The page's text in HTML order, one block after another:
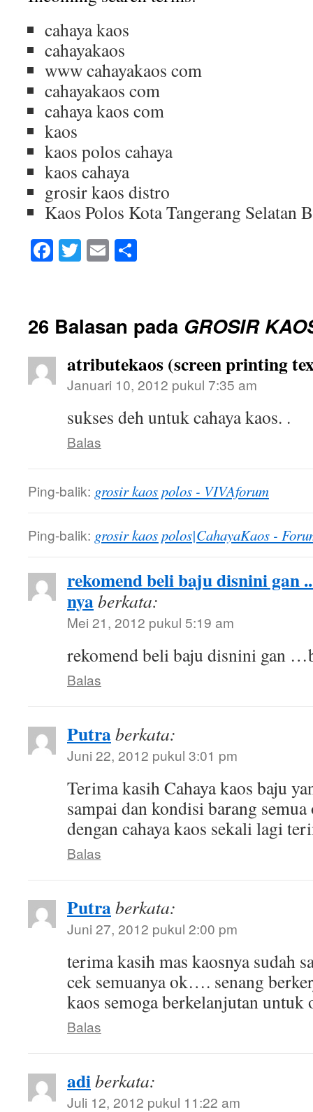
cahaya kaos
cahayakaos
www cahayakaos com
cahayakaos com
cahaya kaos com
kaos
kaos polos cahaya
kaos cahaya
grosir kaos distro
Kaos Polos Kota Tangerang Selatan
Facebook
Twitter
Email
26 Balasan pada GROSIR
atributekaos (screen printing
Januari 10, 2012 pukul 7:35 am
sukses deh untuk cahaya kaos. .
Balas
Ping-balik: grosir kaos polos - VIVAforum
Ping-balik: grosir kaos polos|CahayaKaos -
rekomend beli baju disnini gan
nyaberkata:
Mei 21, 2012 pukul 5:19 am
rekomend beli baju disnini gan
Balas
Putraberkata:
Juni 22, 2012 pukul 3:01 pm
Terima kasih Cahaya kaos baju
sampai dan kondisi barang
dengan cahaya kaos sekali lagi
Balas
Putraberkata:
Juni 27, 2012 pukul 2:00 pm
terima kasih mas kaosnya sudah
cek semuanya ok…. senang
kaos semoga berkelanjutan untuk
Balas
adiberkata:
Juli 12, 2012 pukul 11:22 am